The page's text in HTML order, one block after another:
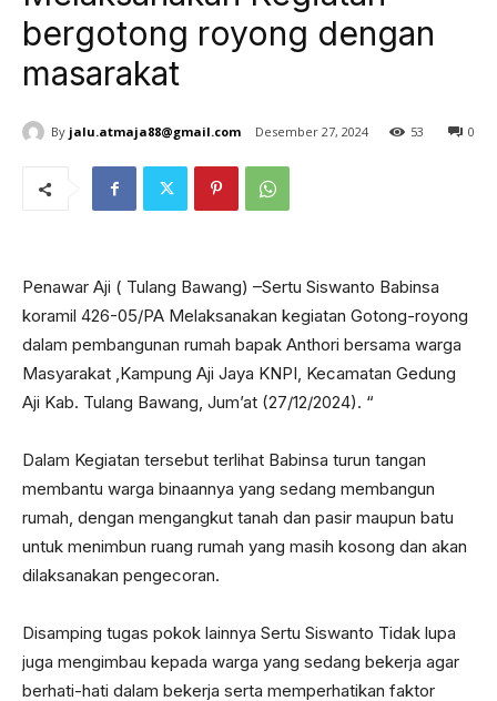
bergotong royong dengan
masarakat
By jalu.atmaja88@gmail.com Desember 27, 2024 0
53
Penawar Aji ( Tulang Bawang) –Sertu Siswanto Babinsa
koramil 426-05/PA Melaksanakan kegiatan Gotong-royong
dalam pembangunan rumah bapak Anthori bersama warga
Masyarakat ,Kampung Aji Jaya KNPI, Kecamatan Gedung
Aji Kab. Tulang Bawang, Jum’at (27/12/2024). “
Dalam Kegiatan tersebut terlihat Babinsa turun tangan
membantu warga binaannya yang sedang membangun
rumah, dengan mengangkut tanah dan pasir maupun batu
untuk menimbun ruang rumah yang masih kosong dan akan
dilaksanakan pengecoran.
Disamping tugas pokok lainnya Sertu Siswanto Tidak lupa
juga mengimbau kepada warga yang sedang bekerja agar
berhati-hati dalam bekerja serta memperhatikan faktor